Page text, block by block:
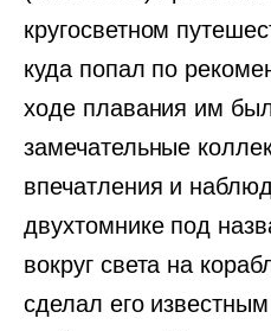
кругосветном
куда попал по
ходе плавания им
замечательные
впечатления и
двухтомнике под
вокруг света на
сделал его